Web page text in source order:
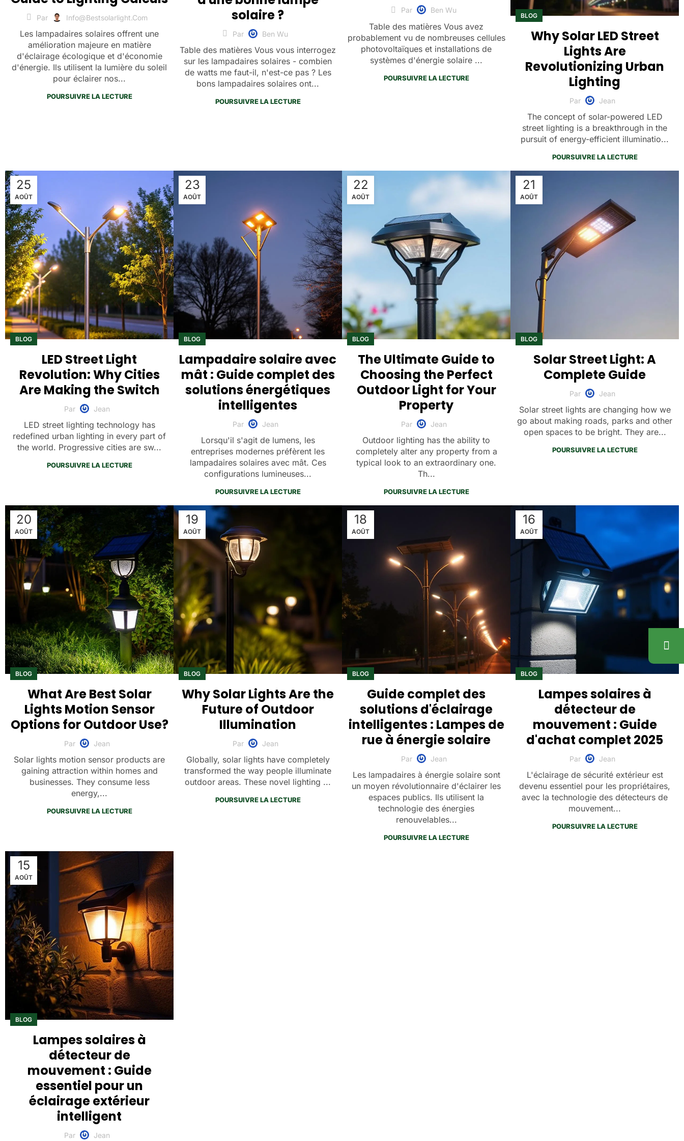
Par Info@bestsolarlight.com
Les lampadaires solaires offrent une
amélioration majeure en matière
d'éclairage écologique et d'économie
d'énergie. Ils utilisent la lumière du soleil
pour éclairer nos...
POURSUIVRE LA LECTURE
solaire ?
Par Ben Wu
Table des matières Vous vous interrogez
sur les lampadaires solaires - combien
de watts me faut-il, n'est-ce pas ? Les
bons lampadaires solaires ont...
POURSUIVRE LA LECTURE
Par Ben Wu
Table des matières Vous avez
probablement vu de nombreuses cellules
photovoltaïques et installations de
systèmes d'énergie solaire ...
POURSUIVRE LA LECTURE
BLOG
Why Solar LED Street
Lights Are
Revolutionizing Urban
Lighting
Par Jean
The concept of solar-powered LED
street lighting is a breakthrough in the
pursuit of energy-efficient illuminatio...
POURSUIVRE LA LECTURE
25
AOÛT
BLOG
LED Street Light
Revolution: Why Cities
Are Making the Switch
Par Jean
LED street lighting technology has
redefined urban lighting in every part of
the world. Progressive cities are sw...
POURSUIVRE LA LECTURE
23
AOÛT
BLOG
Lampadaire solaire avec
mât : Guide complet des
solutions énergétiques
intelligentes
Par Jean
Lorsqu'il s'agit de lumens, les
entreprises modernes préfèrent les
lampadaires solaires avec mât. Ces
configurations lumineuses...
POURSUIVRE LA LECTURE
22
AOÛT
BLOG
The Ultimate Guide to
Choosing the Perfect
Outdoor Light for Your
Property
Par Jean
Outdoor lighting has the ability to
completely alter any property from a
typical look to an extraordinary one.
Th...
POURSUIVRE LA LECTURE
21
AOÛT
BLOG
Solar Street Light: A
Complete Guide
Par Jean
Solar street lights are changing how we
go about making roads, parks and other
open spaces to be bright. They are...
POURSUIVRE LA LECTURE
20
AOÛT
BLOG
What Are Best Solar
Lights Motion Sensor
Options for Outdoor Use?
Par Jean
Solar lights motion sensor products are
gaining attraction within homes and
businesses. They consume less
energy,...
POURSUIVRE LA LECTURE
19
AOÛT
BLOG
Why Solar Lights Are the
Future of Outdoor
Illumination
Par Jean
Globally, solar lights have completely
transformed the way people illuminate
outdoor areas. These novel lighting ...
POURSUIVRE LA LECTURE
18
AOÛT
BLOG
Guide complet des
solutions d'éclairage
intelligentes : Lampes de
rue à énergie solaire
Par Jean
Les lampadaires à énergie solaire sont
un moyen révolutionnaire d'éclairer les
espaces publics. Ils utilisent la
technologie des énergies
renouvelables...
POURSUIVRE LA LECTURE
16
AOÛT
BLOG
Lampes solaires à
détecteur de
mouvement : Guide
d'achat complet 2025
Par Jean
L'éclairage de sécurité extérieur est
devenu essentiel pour les propriétaires,
avec la technologie des détecteurs de
mouvement...
POURSUIVRE LA LECTURE
15
AOÛT
BLOG
Lampes solaires à
détecteur de
mouvement : Guide
essentiel pour un
éclairage extérieur
intelligent
Par Jean